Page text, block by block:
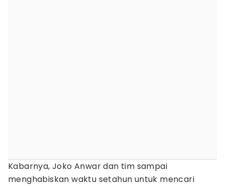
Kabarnya, Joko Anwar dan tim sampai
menghabiskan waktu setahun untuk mencari